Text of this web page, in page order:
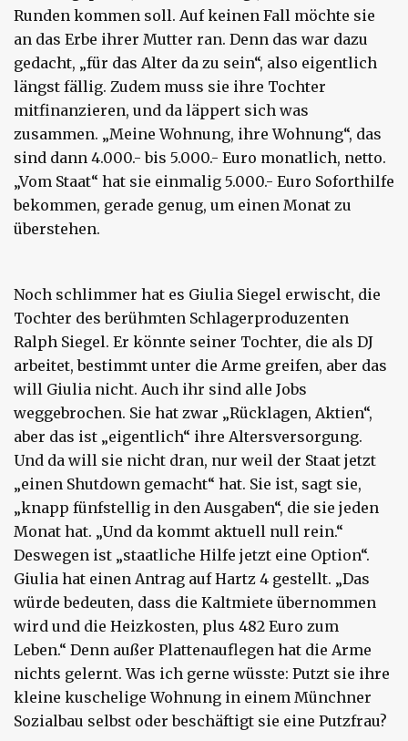
Runden kommen soll. Auf keinen Fall möchte sie
an das Erbe ihrer Mutter ran. Denn das war dazu
gedacht, „für das Alter da zu sein“, also eigentlich
längst fällig. Zudem muss sie ihre Tochter
mitfinanzieren, und da läppert sich was
zusammen. „Meine Wohnung, ihre Wohnung“, das
sind dann 4.000.- bis 5.000.- Euro monatlich, netto.
„Vom Staat“ hat sie einmalig 5.000.- Euro Soforthilfe
bekommen, gerade genug, um einen Monat zu
überstehen.
Noch schlimmer hat es Giulia Siegel erwischt, die
Tochter des berühmten Schlagerproduzenten
Ralph Siegel. Er könnte seiner Tochter, die als DJ
arbeitet, bestimmt unter die Arme greifen, aber das
will Giulia nicht. Auch ihr sind alle Jobs
weggebrochen. Sie hat zwar „Rücklagen, Aktien“,
aber das ist „eigentlich“ ihre Altersversorgung.
Und da will sie nicht dran, nur weil der Staat jetzt
„einen Shutdown gemacht“ hat. Sie ist, sagt sie,
„knapp fünfstellig in den Ausgaben“, die sie jeden
Monat hat. „Und da kommt aktuell null rein.“
Deswegen ist „staatliche Hilfe jetzt eine Option“.
Giulia hat einen Antrag auf Hartz 4 gestellt. „Das
würde bedeuten, dass die Kaltmiete übernommen
wird und die Heizkosten, plus 482 Euro zum
Leben.“ Denn außer Plattenauflegen hat die Arme
nichts gelernt. Was ich gerne wüsste: Putzt sie ihre
kleine kuschelige Wohnung in einem Münchner
Sozialbau selbst oder beschäftigt sie eine Putzfrau?